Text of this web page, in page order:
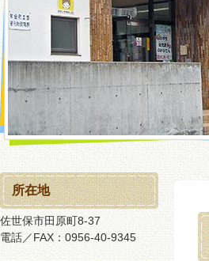
所在地
佐世保市田原町8-37
電話／FAX：0956-40-9345